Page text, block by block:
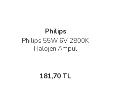
Philips
Philips 55W 6V 2800K
Halojen Ampul
181,70 TL